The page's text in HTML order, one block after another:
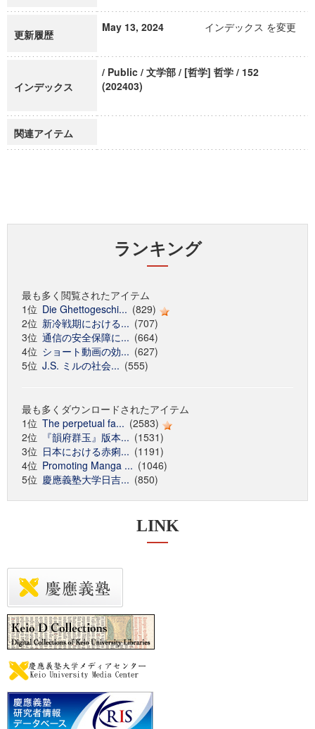
更新履歴
May 13, 2024 インデックス を変更
インデックス
/ Public / 文学部 / [哲学] 哲学 / 152
(202403)
関連アイテム
ランキング
最も多く閲覧されたアイテム
1位 Die Ghettogeschi... (829)
2位 新冷戦期における... (707)
3位 通信の安全保障に... (664)
4位 ショート動画の効... (627)
5位 J.S. ミルの社会... (555)
最も多くダウンロードされたアイテム
1位 The perpetual fa... (2583)
2位
『韻府群玉』版本... (1531)
3位 日本における赤痢... (1191)
4位 Promoting Manga ... (1046)
5位 慶應義塾大学日吉... (850)
LINK